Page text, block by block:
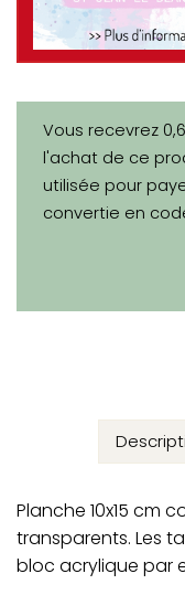
Vous recevrez
l'achat de ce
utilisée pour
convertie en
Planche 10x15 cm
transparents. Les
bloc acrylique par